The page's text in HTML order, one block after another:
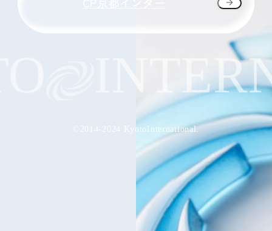
©2014-2024 KyotoInternational.